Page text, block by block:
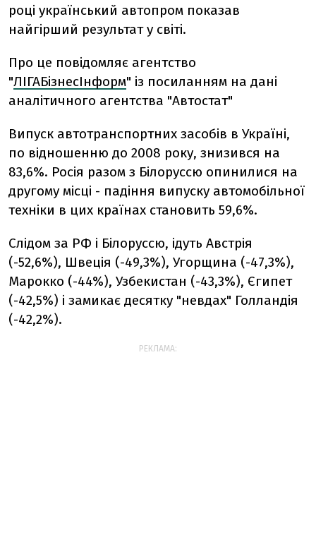
році український автопром показав
найгірший результат у світі.
Про це повідомляє агентство
"ЛІГАБізнесІнформ" із посиланням на дані
аналітичного агентства "Автостат"
Випуск автотранспортних засобів в Україні,
по відношенню до 2008 року, знизився на
83,6%. Росія разом з Білоруссю опинилися на
другому місці - падіння випуску автомобільної
техніки в цих країнах становить 59,6%.
Слідом за РФ і Білоруссю, ідуть Австрія
(-52,6%), Швеція (-49,3%), Угорщина (-47,3%),
Марокко (-44%), Узбекистан (-43,3%), Єгипет
(-42,5%) і замикає десятку "невдах" Голландія
(-42,2%).
РЕКЛАМА: